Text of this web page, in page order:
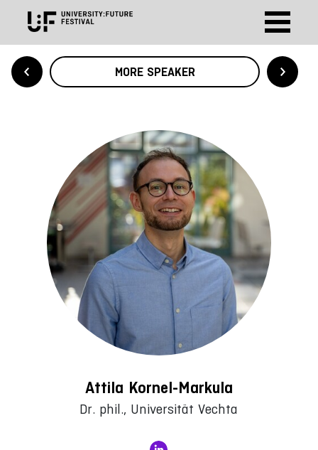
MORE SPEAKER
Attila Kornel-Markula
Dr. phil., Universität Vechta